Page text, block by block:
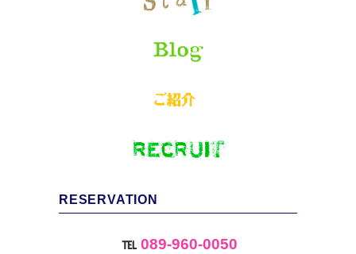
RESERVATION
℡ 089-960-0050